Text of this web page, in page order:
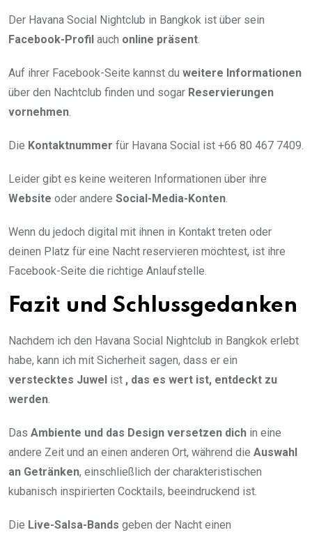
Der Havana Social Nightclub in Bangkok ist über sein
Facebook-Profil auch online präsent
Auf ihrer Facebook-Seite kannst du weitere Informationen
über den Nachtclub finden und sogar Reservierungen
vornehmen
Die Kontaktnummer für Havana Social ist +66 80 467 7409.
Leider gibt es keine weiteren Informationen über ihre
Website oder andere Social-Media-Konten
Wenn du jedoch digital mit ihnen in Kontakt treten oder
deinen Platz für eine Nacht reservieren möchtest, ist ihre
Facebook-Seite die richtige Anlaufstelle.
Fazit und Schlussgedanken
Nachdem ich den Havana Social Nightclub in Bangkok erlebt
habe, kann ich mit Sicherheit sagen, dass er ein
verstecktes Juwel ist , das es wert ist, entdeckt zu
werden
Das Ambiente und das Design versetzen dich in eine
andere Zeit und an einen anderen Ort, während die Auswahl
an Getränken, einschließlich der charakteristischen
kubanisch inspirierten Cocktails, beeindruckend ist.
Die Live-Salsa-Bands geben der Nacht einen